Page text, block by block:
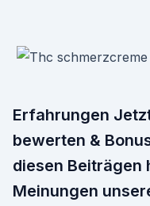
Erfahrungen
bewerten &
diesen Beiträgen
Meinungen